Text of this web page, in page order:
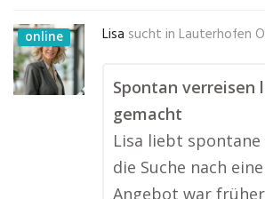
online Lisa sucht in Lauterhofen
Spontan verreisen
gemacht
Lisa liebt spontane
die Suche nach
Angebot war